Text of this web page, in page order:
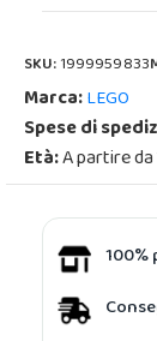
SKU:1999959833
Marca:LEGO
Spese di
Età:A partire